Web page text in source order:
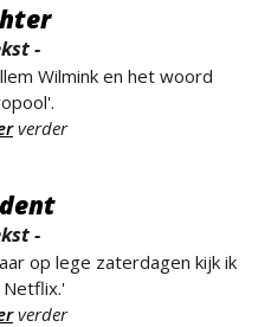
-
Wilmink en het woord
verder
-
op lege zaterdagen kijk ik
verder